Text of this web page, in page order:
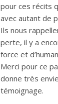
pour ces récits
avec autant de
Ils nous
perte, il y a
force et
Merci pour ce
donne très
témoignage.